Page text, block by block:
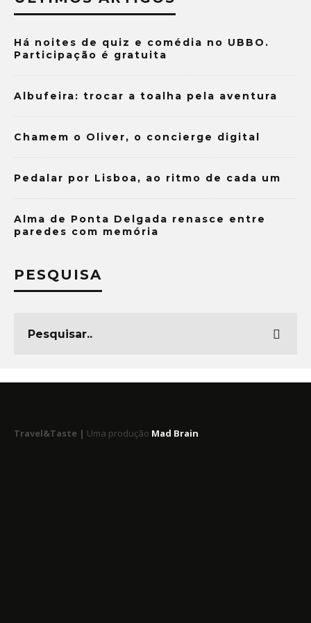
Há noites de quiz e comédia no UBBO.
Participação é gratuita
Albufeira: trocar a toalha pela aventura
Chamem o Oliver, o concierge digital
Pedalar por Lisboa, ao ritmo de cada um
Alma de Ponta Delgada renasce entre
paredes com memória
PESQUISA
Travel&Taste | Uma produção Mad Brain